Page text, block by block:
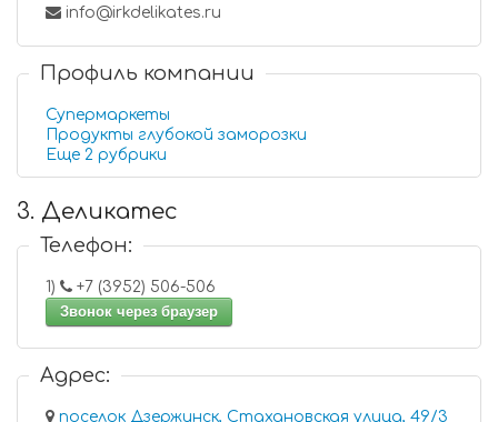
info@irkdelikates.ru
Профиль компании
Супермаркеты
Продукты глубокой заморозки
Еще 2 рубрики
3. Деликатес
Телефон:
1)
+7 (3952) 506-506
Звонок через браузер
Адрес:
поселок Дзержинск, Стахановская улица, 49/3